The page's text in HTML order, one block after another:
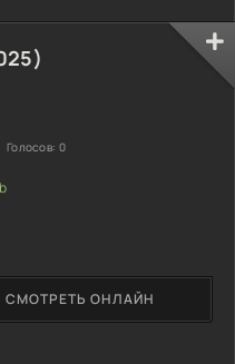
к расплате. Рядом с
разделявшая не
этого пути. В мае 1992
супруги погибли
Вот только
СМОТРЕТЬ ОНЛАЙН
Голосов: 0